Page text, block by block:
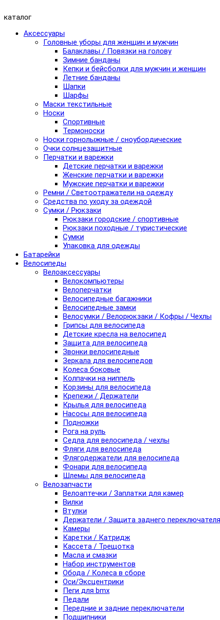
каталог
Аксессуары
Головные уборы для женщин и мужчин
Балаклавы / Повязки на голову
Зимние банданы
Кепки и бейсболки для мужчин и женщин
Летние банданы
Шапки
Шарфы
Маски текстильные
Носки
Спортивные
Термоноски
Носки горнолыжные / сноубордические
Очки солнцезащитные
Перчатки и варежки
Детские перчатки и варежки
Женские перчатки и варежки
Мужские перчатки и варежки
Ремни / Светоотражатели на одежду
Средства по уходу за одеждой
Сумки / Рюкзаки
Рюкзаки городские / спортивные
Рюкзаки походные / туристические
Сумки
Упаковка для одежды
Батарейки
Велосипеды
Велоаксессуары
Велокомпьютеры
Велоперчатки
Велосипедные багажники
Велосипедные замки
Велосумки / Велорюкзаки / Кофры / Чехлы
Грипсы для велосипеда
Детские кресла на велосипед
Защита для велосипеда
Звонки велосипедные
Зеркала для велосипедов
Колеса боковые
Колпачки на ниппель
Корзины для велосипеда
Крепежи / Держатели
Крылья для велосипеда
Насосы для велосипеда
Подножки
Рога на руль
Седла для велосипеда / чехлы
Фляги для велосипеда
Флягодержатели для велосипеда
Фонари для велосипеда
Шлемы для велосипеда
Велозапчасти
Велоаптечки / Заплатки для камер
Вилки
Втулки
Держатели / Защита заднего переключателя
Камеры
Каретки / Катридж
Кассета / Трещотка
Масла и смазки
Набор инструментов
Обода / Колеса в сборе
Оси/Эксцентрики
Пеги для bmx
Педали
Передние и задние переключатели
Подшипники